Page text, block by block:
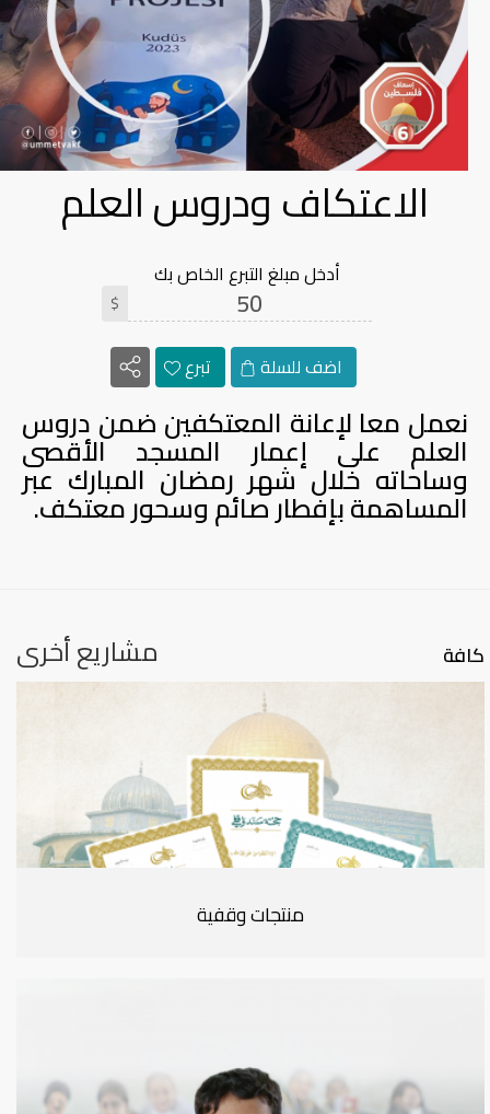
الاعتكاف ودروس العلم
أدخل مبلغ التبرع الخاص بك
$
اضف للسلة تبرع
نعمل معا لإعانة المعتكفين ضمن دروس
العلم على إعمار المسجد الأقصى
وساحاته خلال شهر رمضان المبارك عبر
المساهمة بإفطار صائم وسحور معتكف.
مشاريع أخرى كافة
منتجات وقفية